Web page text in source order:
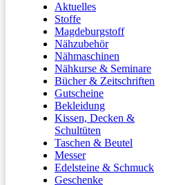
Aktuelles
Stoffe
Magdeburgstoff
Nähzubehör
Nähmaschinen
Nähkurse & Seminare
Bücher & Zeitschriften
Gutscheine
Bekleidung
Kissen, Decken &
Schultüten
Taschen & Beutel
Messer
Edelsteine & Schmuck
Geschenke